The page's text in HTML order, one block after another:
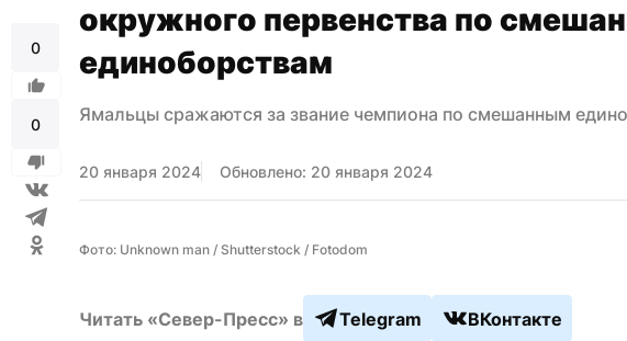
0
0
окружного первенства по
единоборствам
Ямальцы сражаются за звание чемпиона по смешанным
20 января 2024 Обновлено: 20 января 2024
Фото: Unknown man / Shutterstock / Fotodom
Читать «Север-Пресс» в Telegram ВКонтакте